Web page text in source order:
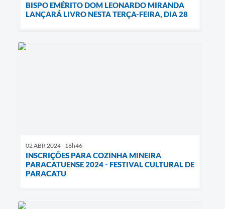
BISPO EMÉRITO DOM LEONARDO MIRANDA
LANÇARÁ LIVRO NESTA TERÇA-FEIRA, DIA 28
02 ABR 2024 - 16h46
INSCRIÇÕES PARA COZINHA MINEIRA
PARACATUENSE 2024 - FESTIVAL CULTURAL DE
PARACATU